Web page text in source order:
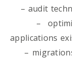
– audit
–
applications
– migrations